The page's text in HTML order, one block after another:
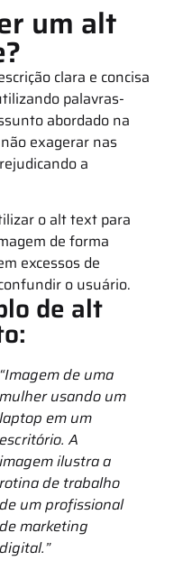
um alt
clara e concisa
palavras-
abordado na
exagerar nas
a
o alt text para
de forma
excessos de
o usuário.
de alt
“Imagem de uma
mulher usando um
laptop em um
escritório. A
imagem ilustra a
rotina de trabalho
de um profissional
de marketing
digital.”